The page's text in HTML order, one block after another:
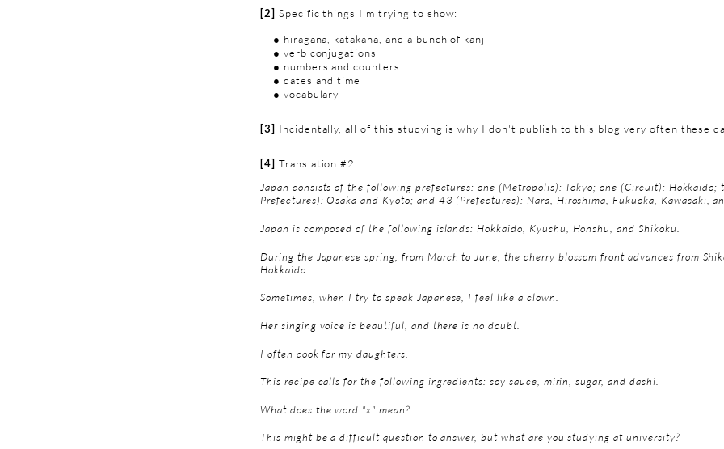
[2] Specific things I'm trying to show:
● hiragana, katakana, and a bunch of kanji
● verb conjugations
● numbers and counters
● dates and time
● vocabulary
[3] Incidentally, all of this studying is why I don't publish to this blog very often these
[4] Translation #2:
Japan consists of the following prefectures: one (Metropolis): Tokyo; one (Circuit): Hokkaido;
Prefectures): Osaka and Kyoto; and 43 (Prefectures): Nara, Hiroshima, Fukuoka, Kawasaki,
Japan is composed of the following islands: Hokkaido, Kyushu, Honshu, and Shikoku.
During the Japanese spring, from March to June, the cherry blossom front advances from
Hokkaido.
Sometimes, when I try to speak Japanese, I feel like a clown.
Her singing voice is beautiful, and there is no doubt.
I often cook for my daughters.
This recipe calls for the following ingredients: soy sauce, mirin, sugar, and dashi.
What does the word "x" mean?
This might be a difficult question to answer, but what are you studying at university?